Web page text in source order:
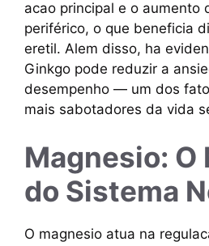
acao principal e o aumento
periférico, o que beneficia
eretil. Alem disso, ha
Ginkgo pode reduzir a
desempenho — um dos
mais sabotadores da vida
Magnesio: O
do Sistema
O magnesio atua na